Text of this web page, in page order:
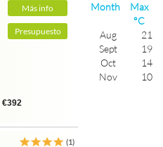
Más info
Presupuesto
€392
(1)
Month
Max
°C
Aug
21
Sept
19
Oct
14
Nov
10